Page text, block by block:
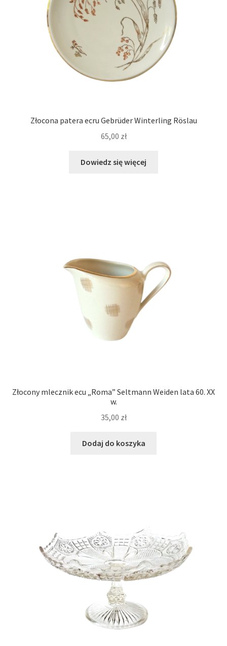
Złocona patera ecru Gebrüder Winterling Röslau
65,00 zł
Dowiedz się więcej
Złocony mlecznik ecu „Roma” Seltmann Weiden lata 60. XX
w.
35,00 zł
Dodaj do koszyka